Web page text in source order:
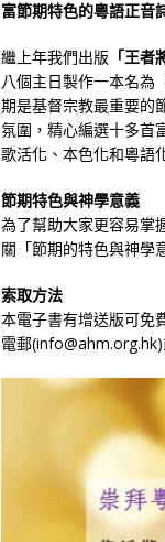
富節期特色的粵語正音
繼上年我們出版 「王
八個主日製作一本名為
期是基督宗教最重要的
氛圍，精心編選十多首
歌活化、本色化和粵語
節期特色與神學意義
為了幫助大家更容易掌
關「節期的特色與神學
索取方法
本電子書有增送版可免
電郵